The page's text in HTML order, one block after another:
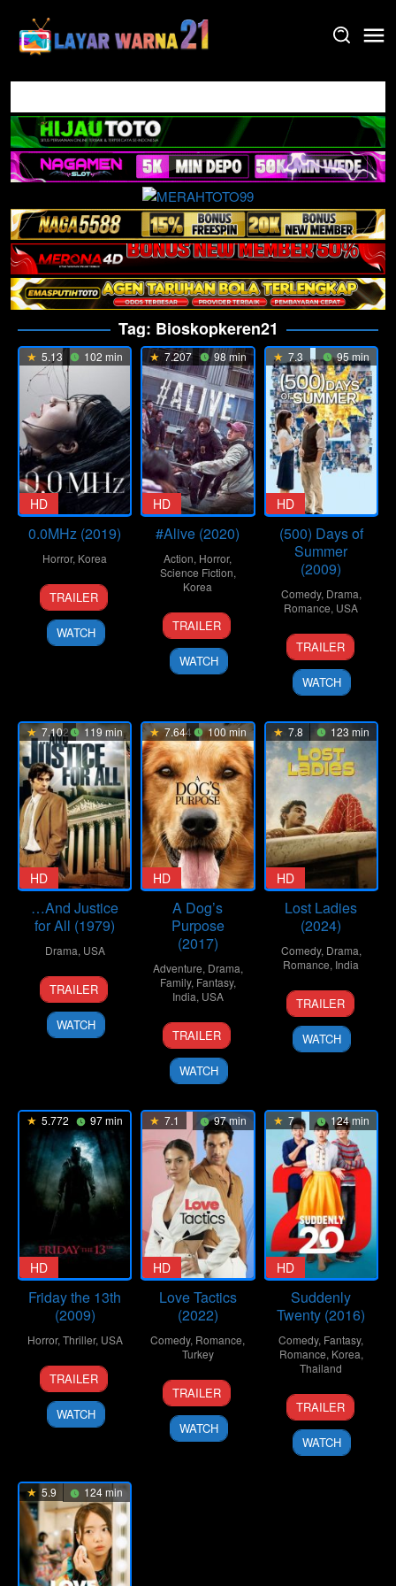
content
Tag: Bioskopkeren21
5.13 102 min
HD
0.0MHz (2019)
Horror, Korea
29
May
2019
Yoo
Sun-
dong
TRAILER
WATCH
7.207 98 min
HD
#Alive (2020)
Action, Horror,
Science Fiction,
Korea
24
Jun
2020
Cho
Il
TRAILER
WATCH
7.3 95 min
HD
(500) Days of
Summer
(2009)
Comedy, Drama,
Romance, USA
17
Jul
2009
Marc
Webb
TRAILER
WATCH
7.102 119 min
HD
…And Justice
for All (1979)
Drama, USA
19
Oct
1979
Norman
Jewison
TRAILER
WATCH
7.644 100 min
HD
A Dog’s
Purpose
(2017)
Adventure, Drama,
Family, Fantasy,
India, USA
19
Jan
2017
Lasse
Hallström
TRAILER
WATCH
7.8 123 min
HD
Lost Ladies
(2024)
Comedy, Drama,
Romance, India
1
Mar
2024
Kiran
Rao
TRAILER
WATCH
5.772 97 min
HD
Friday the 13th
(2009)
Horror,Thriller, USA
11
Feb
2009
Marcus
Nispel
TRAILER
WATCH
7.1 97 min
HD
Love Tactics
(2022)
Comedy, Romance,
Turkey
11
Feb
2022
Emre
Kabakuşak
TRAILER
WATCH
7 124 min
HD
Suddenly
Twenty (2016)
Comedy, Fantasy,
Romance, Korea,
Thailand
24
Nov
2016
Supat
Rangsipat
TRAILER
WATCH
5.9 124 min